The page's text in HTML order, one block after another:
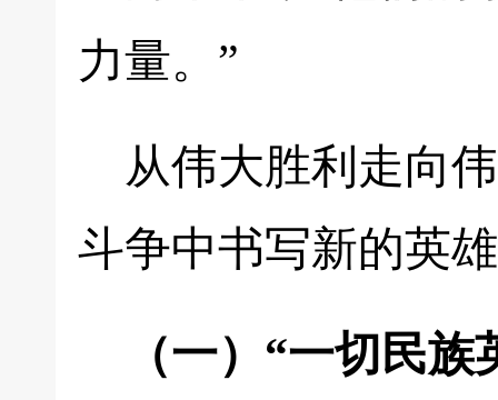
力量。”
从伟大胜利走向
斗争中书写新的英
（一）“一切民